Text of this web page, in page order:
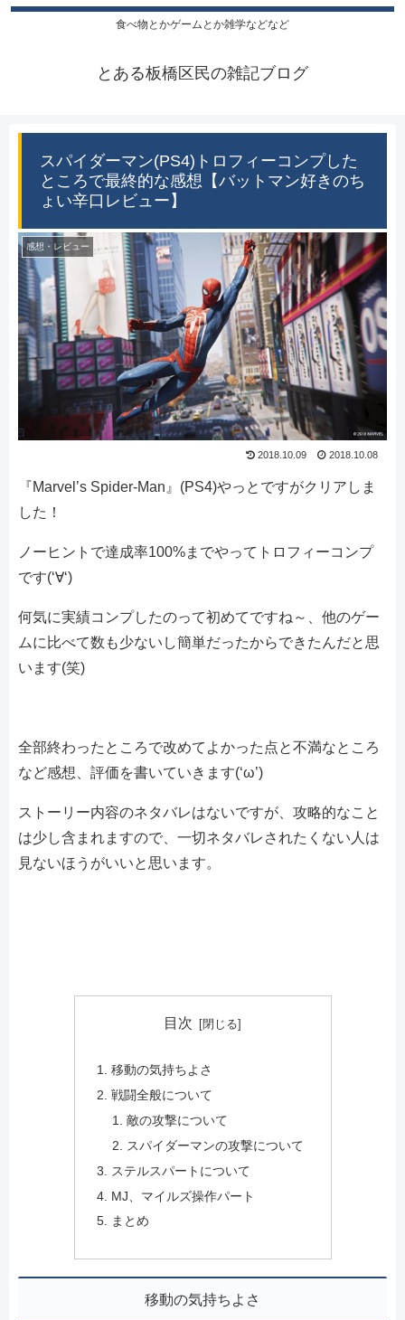
食べ物とかゲームとか雑学などなど
とある板橋区民の雑記ブログ
スパイダーマン(PS4)トロフィーコンプした
ところで最終的な感想【バットマン好きのち
ょい辛口レビュー】
感想・レビュー
2018.10.09 2018.10.08
『Marvel’s Spider-Man』(PS4)やっとですがクリアしま
した！
ノーヒントで達成率100%までやってトロフィーコンプ
です(‘∀‘)
何気に実績コンプしたのって初めてですね～、他のゲー
ムに比べて数も少ないし簡単だったからできたんだと思
います(笑)
全部終わったところで改めてよかった点と不満なところ
など感想、評価を書いていきます(‘ω’)
ストーリー内容のネタバレはないですが、攻略的なこと
は少し含まれますので、一切ネタバレされたくない人は
見ないほうがいいと思います。
目次
移動の気持ちよさ
戦闘全般について
敵の攻撃について
スパイダーマンの攻撃について
ステルスパートについて
MJ、マイルズ操作パート
まとめ
移動の気持ちよさ